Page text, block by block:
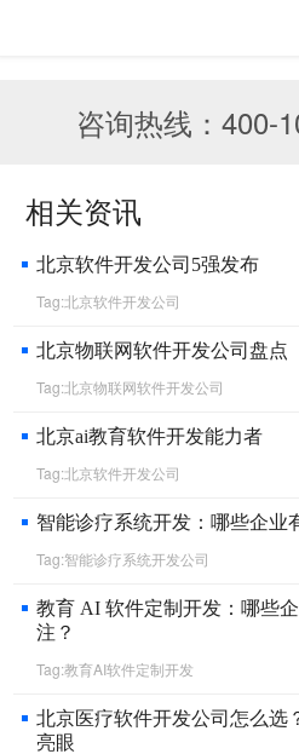
咨询热线：400-
相关资讯
北京软件开发公司5强发布
Tag:北京软件开发公司
北京物联网软件开发公司盘点
Tag:北京物联网软件开发公司
北京ai教育软件开发能力者
Tag:北京软件开发公司
智能诊疗系统开发：哪些企业
Tag:智能诊疗系统开发公司
教育 AI 软件定制开发：哪些
注？
Tag:教育AI软件定制开发
北京医疗软件开发公司怎么选
亮眼